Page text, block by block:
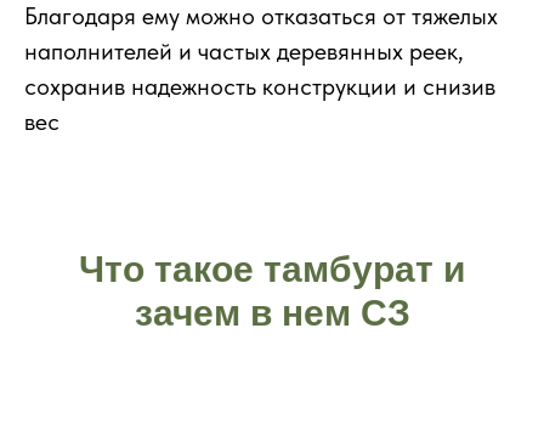
Благодаря ему можно отказаться от тяжелых
наполнителей и частых деревянных реек,
сохранив надежность конструкции и снизив
вес
Что такое тамбурат и
зачем в нем СЗ